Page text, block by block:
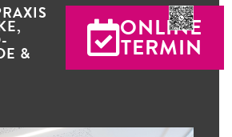
&
ONLINE
TERMIN